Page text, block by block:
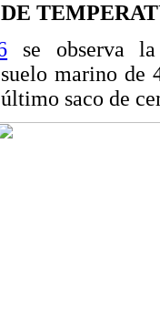
se observa la
marino de
saco de